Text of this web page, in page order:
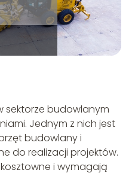
sektorze budowlanym
Jednym z nich jest
budowlany i
do realizacji projektów.
i wymagają